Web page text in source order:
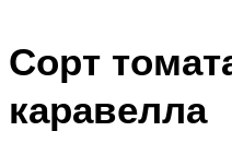
Сорт
каравелла